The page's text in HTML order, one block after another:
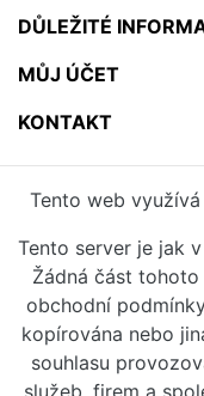
DŮLEŽITÉ
MŮJ ÚČET
KONTAKT
Tento web
Tento server je jak
Žádná část
obchodní
kopírována nebo
souhlasu
služeb, firem a